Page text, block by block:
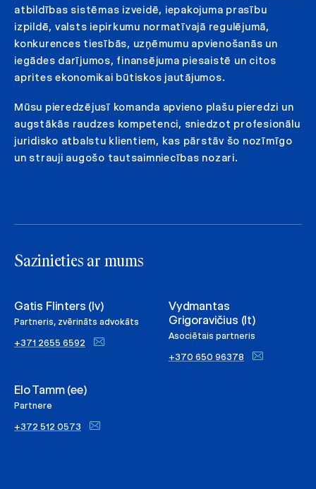
atbildības sistēmas izveidē, iepakojuma prasību
izpildē, valsts iepirkumu normatīvajā regulējumā,
konkurences tiesībās, uzņēmumu apvienošanās un
iegādes darījumos, finansējuma piesaistē un citos
aprites ekonomikai būtiskos jautājumos.
Mūsu pieredzējusī komanda apvieno plašu pieredzi un
augstākās raudzes kompetenci, sniedzot profesionālu
juridisko atbalstu klientiem, kas pārstāv šo nozīmīgo
un strauji augošo tautsaimniecības nozari.
Sazinieties ar mums
Gatis Flinters (lv)
Partneris, zvērināts advokāts
+371 2655 6592
Elo Tamm (ee)
Partnere
+372 512 0573
Vydmantas
Grigoravičius (lt)
Asociētais partneris
+370 650 96378